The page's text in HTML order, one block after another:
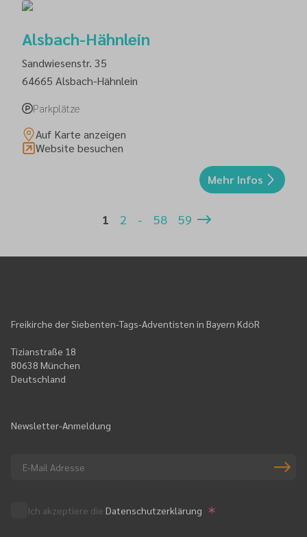
Alsbach-Hähnlein
Sandwiesenstr. 35
64665 Alsbach-Hähnlein
Parkplätze
Auf Karte anzeigen
Website besuchen
Mehr Infos
1 2 - 58 59
Freikirche der Siebenten-Tags-Adventisten in Bayern KdöR
Tizianstraße 18
80638 München
Deutschland
Newsletter-Anmeldung
Ich akzeptiere die Datenschutzerklärung